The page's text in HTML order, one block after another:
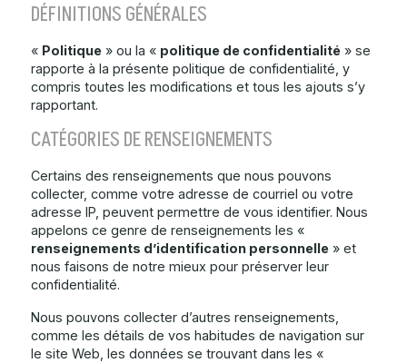
DÉFINITIONS GÉNÉRALES
« Politique » ou la « politique de confidentialité » se
rapporte à la présente politique de confidentialité, y
compris toutes les modifications et tous les ajouts s’y
rapportant.
CATÉGORIES DE RENSEIGNEMENTS
Certains des renseignements que nous pouvons
collecter, comme votre adresse de courriel ou votre
adresse IP, peuvent permettre de vous identifier. Nous
appelons ce genre de renseignements les «
renseignements d’identification personnelle » et
nous faisons de notre mieux pour préserver leur
confidentialité.
Nous pouvons collecter d’autres renseignements,
comme les détails de vos habitudes de navigation sur
le site Web, les données se trouvant dans les «